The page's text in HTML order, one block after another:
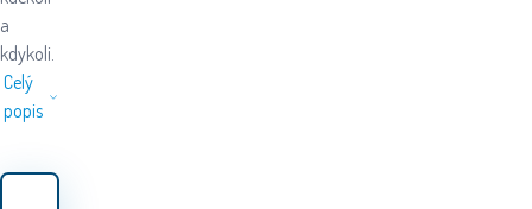
a
kdykoli.
Celý
popis